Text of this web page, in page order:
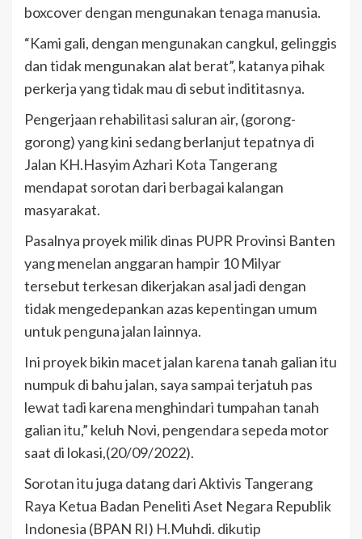
boxcover dengan mengunakan tenaga manusia.
“Kami gali, dengan mengunakan cangkul, gelinggis
dan tidak mengunakan alat berat”, katanya pihak
perkerja yang tidak mau di sebut indititasnya.
Pengerjaan rehabilitasi saluran air, (gorong-
gorong) yang kini sedang berlanjut tepatnya di
Jalan KH.Hasyim Azhari Kota Tangerang
mendapat sorotan dari berbagai kalangan
masyarakat.
Pasalnya proyek milik dinas PUPR Provinsi Banten
yang menelan anggaran hampir 10 Milyar
tersebut terkesan dikerjakan asal jadi dengan
tidak mengedepankan azas kepentingan umum
untuk penguna jalan lainnya.
Ini proyek bikin macet jalan karena tanah galian itu
numpuk di bahu jalan, saya sampai terjatuh pas
lewat tadi karena menghindari tumpahan tanah
galian itu,” keluh Novi, pengendara sepeda motor
saat di lokasi,(20/09/2022).
Sorotan itu juga datang dari Aktivis Tangerang
Raya Ketua Badan Peneliti Aset Negara Republik
Indonesia (BPAN RI) H.Muhdi. dikutip